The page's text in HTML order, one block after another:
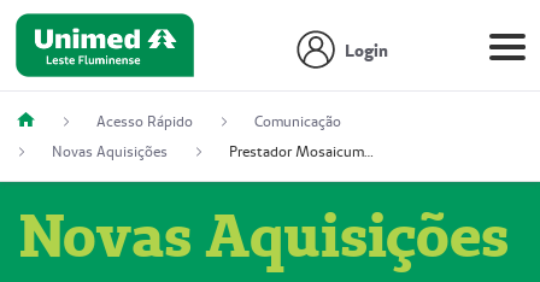
Login
Acesso Rápido
Comunicação
Novas Aquisições
Prestador Mosaicum Espaço Clínico Eireli (51004355-5)
Novas Aquisições